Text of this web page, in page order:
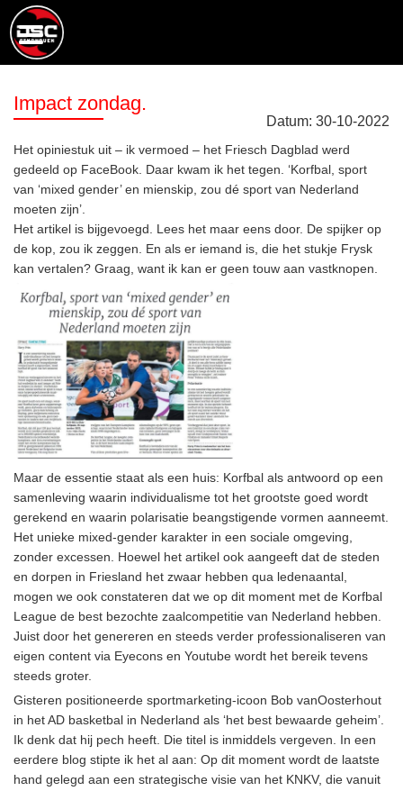
Impact zondag.
Datum: 30-10-2022
Het opiniestuk uit – ik vermoed – het Friesch Dagblad werd
gedeeld op FaceBook. Daar kwam ik het tegen. ‘Korfbal, sport
van ‘mixed gender’ en mienskip, zou dé sport van Nederland
moeten zijn’.
Het artikel is bijgevoegd. Lees het maar eens door. De spijker op
de kop, zou ik zeggen. En als er iemand is, die het stukje Frysk
kan vertalen? Graag, want ik kan er geen touw aan vastknopen.
Maar de essentie staat als een huis: Korfbal als antwoord op een
samenleving waarin individualisme tot het grootste goed wordt
gerekend en waarin polarisatie beangstigende vormen aanneemt.
Het unieke mixed-gender karakter in een sociale omgeving,
zonder excessen. Hoewel het artikel ook aangeeft dat de steden
en dorpen in Friesland het zwaar hebben qua ledenaantal,
mogen we ook constateren dat we op dit moment met de Korfbal
League de best bezochte zaalcompetitie van Nederland hebben.
Juist door het genereren en steeds verder professionaliseren van
eigen content via Eyecons en Youtube wordt het bereik tevens
steeds groter.
Gisteren positioneerde sportmarketing-icoon Bob vanOosterhout
in het AD basketbal in Nederland als ‘het best bewaarde geheim’.
Ik denk dat hij pech heeft. Die titel is inmiddels vergeven. In een
eerdere blog stipte ik het al aan: Op dit moment wordt de laatste
hand gelegd aan een strategische visie van het KNKV, die vanuit